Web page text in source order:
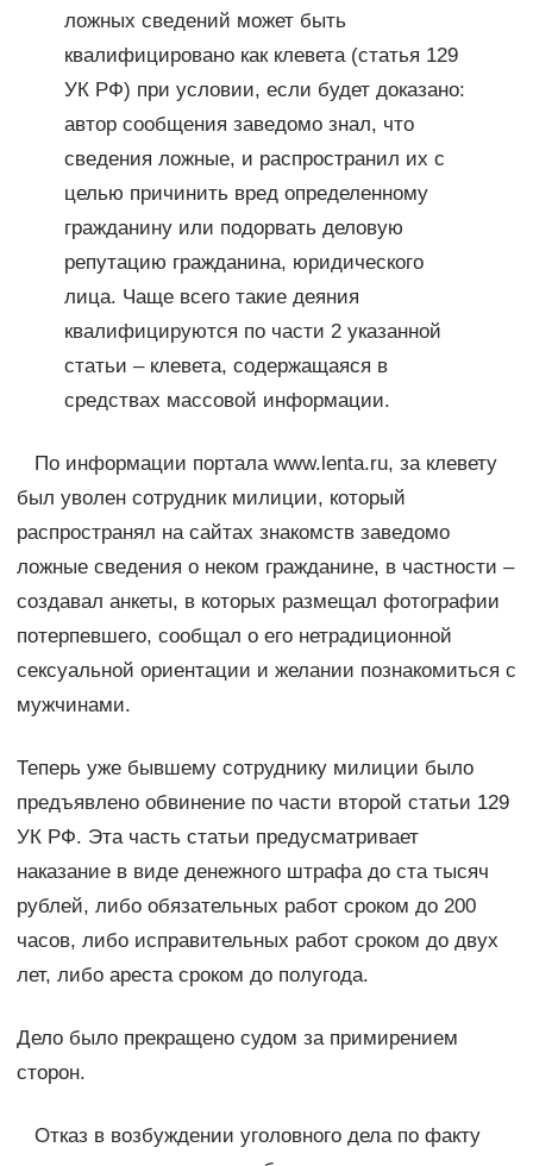
ложных сведений может быть
квалифицировано как клевета (статья 129
УК РФ) при условии, если будет доказано:
автор сообщения заведомо знал, что
сведения ложные, и распространил их с
целью причинить вред определенному
гражданину или подорвать деловую
репутацию гражданина, юридического
лица. Чаще всего такие деяния
квалифицируются по части 2 указанной
статьи – клевета, содержащаяся в
средствах массовой информации.
По информации портала www.lenta.ru, за клевету
был уволен сотрудник милиции, который
распространял на сайтах знакомств заведомо
ложные сведения о неком гражданине, в частности –
создавал анкеты, в которых размещал фотографии
потерпевшего, сообщал о его нетрадиционной
сексуальной ориентации и желании познакомиться с
мужчинами.
Теперь уже бывшему сотруднику милиции было
предъявлено обвинение по части второй статьи 129
УК РФ. Эта часть статьи предусматривает
наказание в виде денежного штрафа до ста тысяч
рублей, либо обязательных работ сроком до 200
часов, либо исправительных работ сроком до двух
лет, либо ареста сроком до полугода.
Дело было прекращено судом за примирением
сторон.
Отказ в возбуждении уголовного дела по факту